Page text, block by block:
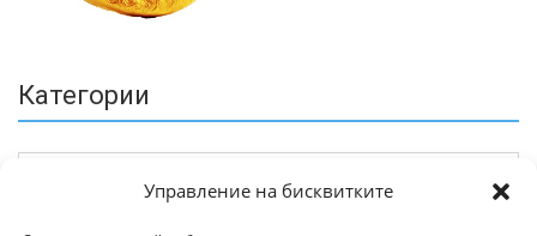
Управление на бисквитките
Категории